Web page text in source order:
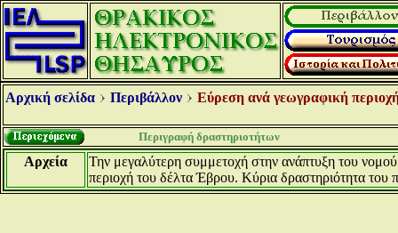
Αρχική σελίδα Περιβάλλον Εύρεση ανά γεωγραφική
Περιγραφή δραστηριοτήτων
Αρχεία
Την μεγαλύτερη συμμετοχή στην ανάπτυξη του
περιοχή του δέλτα Έβρου. Κύρια δραστηριότητα του